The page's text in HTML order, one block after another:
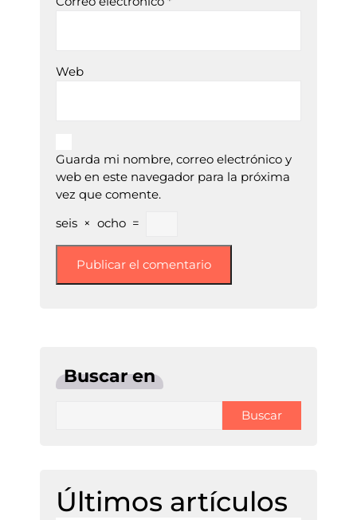
Web
Guarda mi nombre, correo electrónico y
web en este navegador para la próxima
vez que comente.
seis × ocho =
Buscar en
Buscar
Últimos artículos